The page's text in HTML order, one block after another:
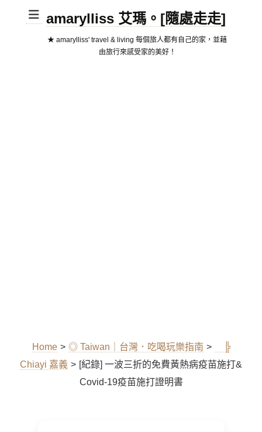
amarylliss 艾瑪。[隨處走走]
★ amarylliss' travel & living 每個旅人都有自己的家，並藉
由旅行來感受家的美好！
Home > ◎ Taiwan｜台灣．吃喝玩樂指南 >
╠
Chiayi 嘉義 > [紀錄] 一波三折的免費黃熱病疫苗施打&
Covid-19疫苗施打證明書